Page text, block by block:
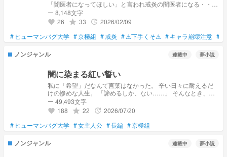
「闇医者になってほしい」と言われ戒炎の闇医者になる・・・
この小説はヒューマンバグ大学様の投稿順に時系列を組み立て
ています。 「ここ違うやろ！」や「時系列が変」などは甘ん
じて受け入れます。
ー 8,148文字
favorite 26 grade 33 update 2026/02/09
# ヒューマンバグ大学 #京極組 #戒炎 #⚠下手くそ⚠ #キャラ崩壊注意 #
ノンジャンル 連載中 夢小説
闇に染まる紅い誓い
私に「希望」だなんて言葉はなかった。 辛い日々に耐えるだ
けの惨めな人生。 「諦めるしか、ない……」 そんなとき、私
に光をくれた人達がいた。 これは、私が決めた道であり、人
生だから。 恩人に忠誠を誓い、その人達のためだけに、私は
夜の街を駆け巡る。
ー 49,493文字
favorite 188 grade 22 update 2026/07/20
# ヒューマンバグ大学 #女主人公 #長編 #京極組
ノンジャンル 連載中 夢小説